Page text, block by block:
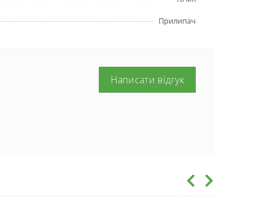
Прилипач
Написати відгук